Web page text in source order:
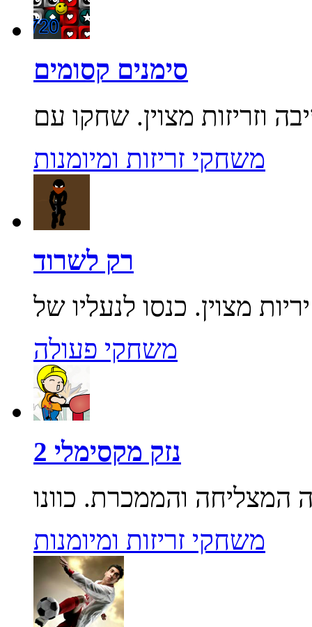
סימנים קסומים
משחקי זריזות ומיומנות
רק לשרוד
משחקי פעולה
נזק מקסימלי 2
משחקי זריזות ומיומנות